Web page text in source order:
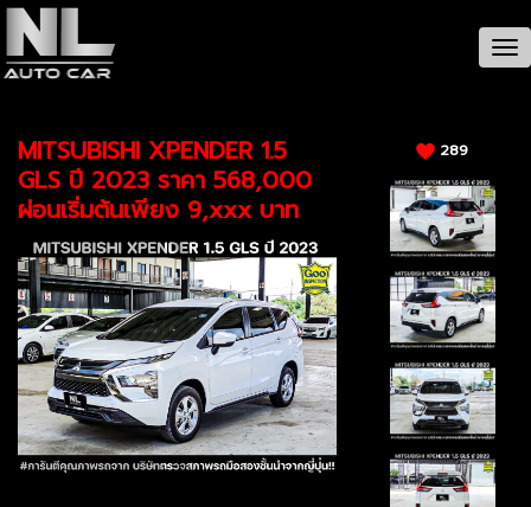
MITSUBISHI XPENDER 1.5
GLS ปี 2023 ราคา 568,000
ผ่อนเริ่มต้นเพียง 9,xxx บาท
289